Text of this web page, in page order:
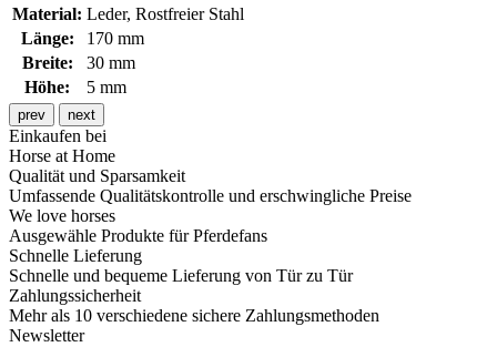
Material: Leder, Rostfreier Stahl
Länge:
170 mm
Breite:
30 mm
Höhe:
5 mm
prev next
Einkaufen bei
Horse at Home
Qualität und Sparsamkeit
Umfassende Qualitätskontrolle und erschwingliche Preise
We love horses
Ausgewähle Produkte für Pferdefans
Schnelle Lieferung
Schnelle und bequeme Lieferung von Tür zu Tür
Zahlungssicherheit
Mehr als 10 verschiedene sichere Zahlungsmethoden
Newsletter